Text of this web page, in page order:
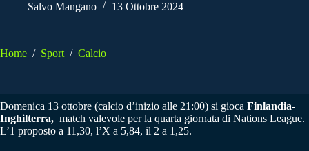
Salvo Mangano 13 Ottobre 2024
Home / Sport / Calcio
Domenica 13 ottobre (calcio d’inizio alle 21:00) si gioca Finlandia-
Inghilterra, match valevole per la quarta giornata di Nations League.
L’1 proposto a 11,30, l’X a 5,84, il 2 a 1,25.